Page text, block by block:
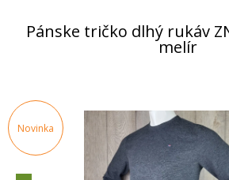
Pánske tričko dlhý rukáv
melír
Novinka